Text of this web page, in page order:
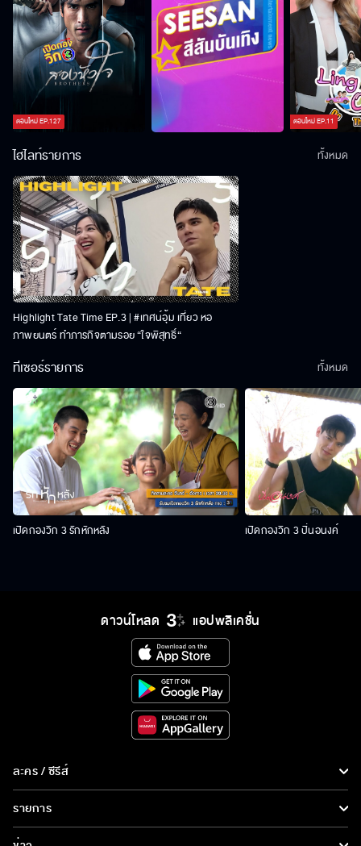
ตอนใหม่EP.127 ตอนใหม่EP.11
ไฮไลท์รายการ
Highlight Tate Time EP.3 | #เทศน์อุ้ม เที่ยว หอ
ภาพยนตร์ ทำภารกิจตามรอย “ใจพิสุทธิ์“
ทั้งหมด
ทีเซอร์รายการ
เปิดกองวิก 3 รักหักหลัง เปิดกองวิก 3 ปิ่นอนงค์
ทั้งหมด
ดาวน์โหลด แอปพลิเคชั่น
ละคร / ซีรีส์
ละคร/ซีรีส์
ซีรีส์นานาชาติ
รายการ
รายการทั้งหมด